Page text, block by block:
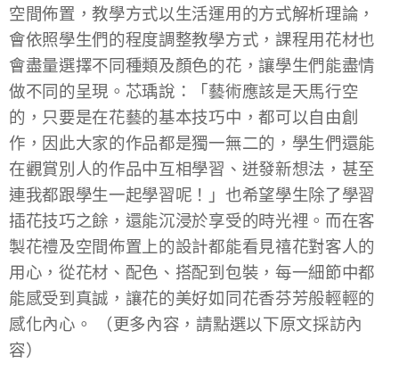
空間佈置，教學方式以生活運用的方式解析理論，
會依照學生們的程度調整教學方式，課程用花材也
會盡量選擇不同種類及顏色的花，讓學生們能盡情
做不同的呈現。芯瑀說：「藝術應該是天馬行空
的，只要是在花藝的基本技巧中，都可以自由創
作，因此大家的作品都是獨一無二的，學生們還能
在觀賞別人的作品中互相學習、迸發新想法，甚至
連我都跟學生一起學習呢！」也希望學生除了學習
插花技巧之餘，還能沉浸於享受的時光裡。而在客
製花禮及空間佈置上的設計都能看見禧花對客人的
用心，從花材、配色、搭配到包裝，每一細節中都
能感受到真誠，讓花的美好如同花香芬芳般輕輕的
感化內心。 （更多內容，請點選以下原文採訪內
容）